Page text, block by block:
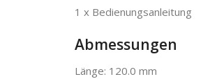
1 x Bedienungsanleitung
Abmessungen
Länge: 120.0 mm